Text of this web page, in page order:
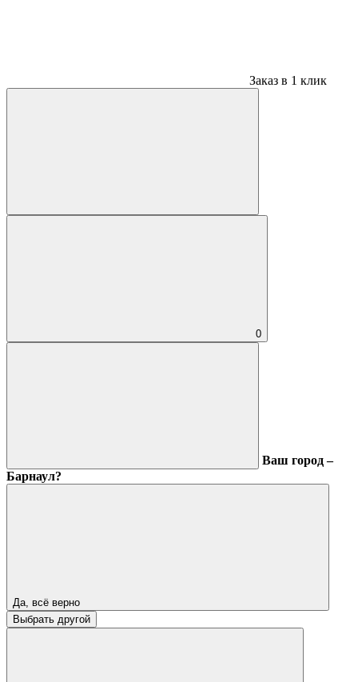
Заказ в 1 клик
0
Ваш город –
Барнаул?
Да, всё верно
Выбрать другой